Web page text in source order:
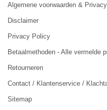
Algemene voorwaarden &
Disclaimer
Privacy Policy
Betaalmethoden - Alle vermelde
Retourneren
Contact / Klantenservice /
Sitemap